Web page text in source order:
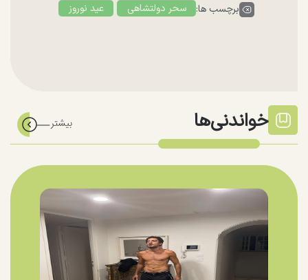
برچسب ها: سحر دولتشاهی عید نوروز
خواندنی‌ها